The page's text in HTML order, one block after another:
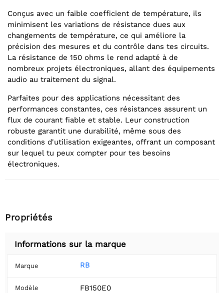
Conçus avec un faible coefficient de température, ils
minimisent les variations de résistance dues aux
changements de température, ce qui améliore la
précision des mesures et du contrôle dans tes circuits.
La résistance de 150 ohms le rend adapté à de
nombreux projets électroniques, allant des équipements
audio au traitement du signal.
Parfaites pour des applications nécessitant des
performances constantes, ces résistances assurent un
flux de courant fiable et stable. Leur construction
robuste garantit une durabilité, même sous des
conditions d'utilisation exigeantes, offrant un composant
sur lequel tu peux compter pour tes besoins
électroniques.
Propriétés
Informations sur la marque
Marque RB
Modèle FB150E0